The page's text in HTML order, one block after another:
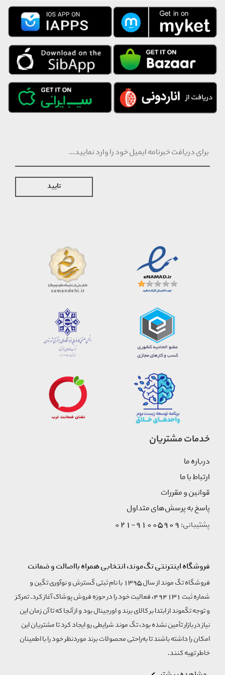
تایید
خدمات مشتریان
درباره ما
ارتباط با ما
قوانین و مقررات
پاسخ به پرسش‌های متداول
پشتیبانی: 91005909-021
فروشگاه اینترنتی تگ‌موند، انتخابی همراه بااصالت و ضمانت
فروشگاه تگ موند از سال 1395 با نام ثبتی گسترش و نوآوری تگین و
شماره ثبت 494131، فعالیت خود را در حوزه فروش پوشاک آغاز کرد. تمرکز
و توجه تگموند از ابتدا بر کالای برند و اورجینال بود و از آنجا که تا آن زمان این
نیاز در بازار تأمین نشده بود، تگ موند شرایطی رو ایجاد کرد تا مشتریان این
امکان را داشته باشند تا به‌راحتی محصولات برند مورد‌نظر خود را با اطمینان
خاطر تهیه کنند.